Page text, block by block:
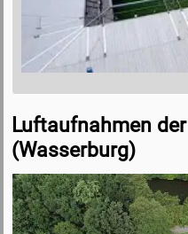
Luftaufnahmen
(Wasserburg)